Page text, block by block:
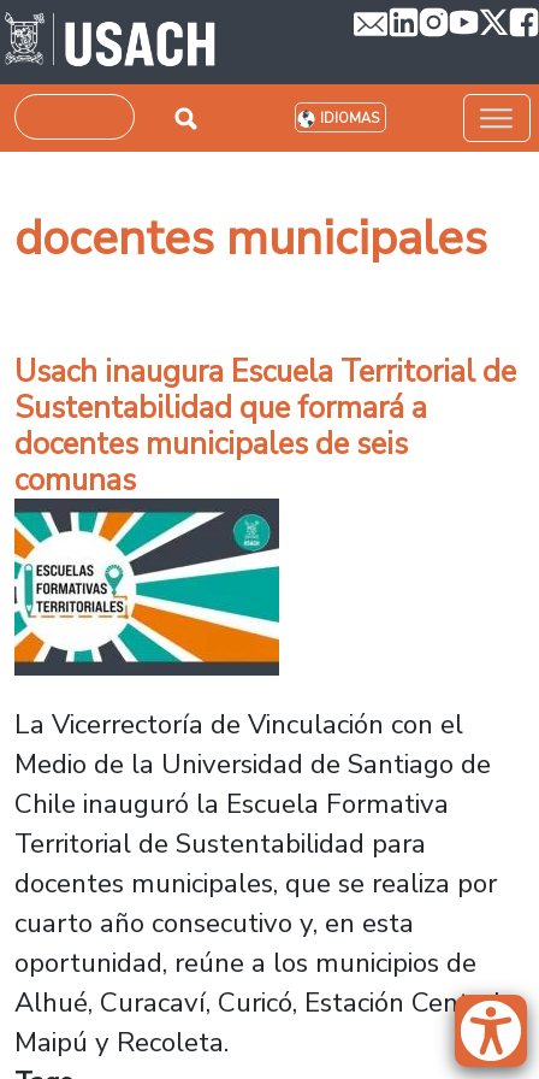
Pasar al contenido principal
Buscar IDIOMAS
docentes municipales
Usach inaugura Escuela Territorial de
Sustentabilidad que formará a
docentes municipales de seis
comunas
La Vicerrectoría de Vinculación con el
Medio de la Universidad de Santiago de
Chile inauguró la Escuela Formativa
Territorial de Sustentabilidad para
docentes municipales, que se realiza por
cuarto año consecutivo y, en esta
oportunidad, reúne a los municipios de
Alhué, Curacaví, Curicó, Estación Central,
Maipú y Recoleta.